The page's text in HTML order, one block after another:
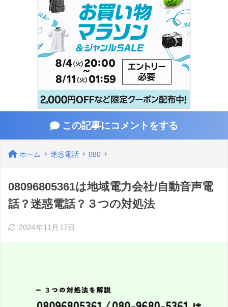
この記事にコメントをする
ホーム 迷惑電話 080
08096805361は地域電力会社/自動音声電
話？迷惑電話？３つの対処法
2024年11月17日